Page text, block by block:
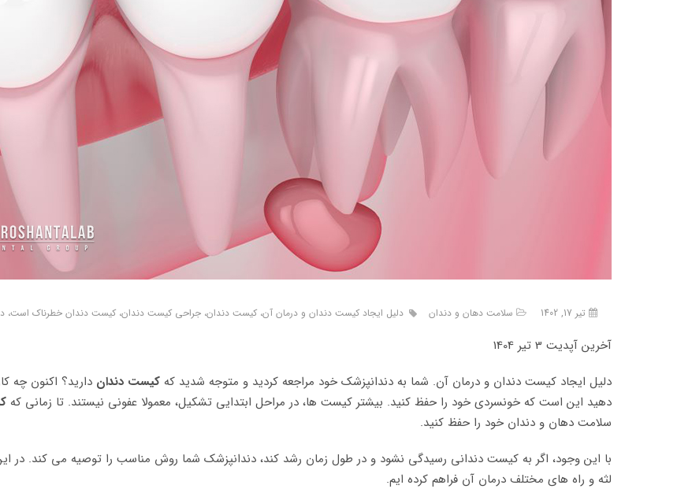
تیر 17, 1402 سلامت دهان و دندان دلیل ایجاد کیست دندان و درمان آن، کیست دندان، جراحی کیست دندان، کیست دندان خطرناک
آخرین آپدیت 3 تیر 1404
دلیل ایجاد کیست دندان و درمان آن. شما به دندانپزشک خود مراجعه کردید و متوجه شدید که کیست دندان دارید؟ اکنون چه
دهید این است که خونسردی خود را حفظ کنید. بیشتر کیست ها، در مراحل ابتدایی تشکیل، معمولا عفونی نیستند. تا زمانی که
سلامت دهان و دندان خود را حفظ کنید.
با این وجود، اگر به کیست دندانی رسیدگی نشود و در طول زمان رشد کند، دندانپزشک شما روش مناسب را توصیه می کند. در
لثه و راه های مختلف درمان آن فراهم کرده ایم.